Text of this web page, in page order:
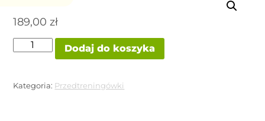
189,00zł
ilość
WUNDERWAFFEDodaj do koszyka
Kategoria: Przedtreningówki